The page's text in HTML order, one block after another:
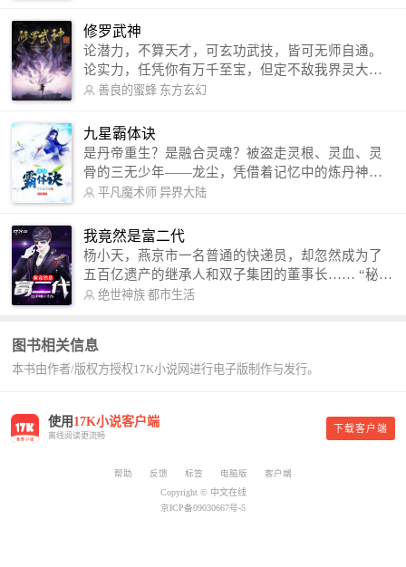
微博：皇甫奇（地址：http://weibo.com/u/25284575
87） QQ交流群：320238210【普通群】 574501330
【VIP订阅群】 欢迎大家关注。
修罗武神
论潜力，不算天才，可玄功武技，皆可无师自通。
论实力，任凭你有万千至宝，但定不敌我界灵大
军。 我是谁？天下众生视我为修罗，却不知，我以
信公众号：善良的蜜蜂后援会）
善良的蜜蜂 东方玄幻
九星霸体诀
是丹帝重生？是融合灵魂？被盗走灵根、灵血、灵
骨的三无少年——龙尘，凭借着记忆中的炼丹神
术，修行神秘功法九星霸体诀，拨开重重迷雾，解
勾搭各色美女，镇压恶鬼邪神。 江湖传闻：龙
尘一到，地吼天啸。龙尘一出，鬼泣神哭。 本
故事纯属虚构，如有雷同，那就是真事儿，想要对
号入座，抓紧时间进群：487963015 微信公众号：
平凡魔术师,或者搜索：pingfanmoshushi1982,公众
平凡魔术师 异界大陆
我竟然是富二代
杨小天，燕京市一名普通的快递员，却忽然成为了
五百亿遗产的继承人和双子集团的董事长…… “秘
书，给我定制一套百亿富翁的吃喝住行标准！” “好
呢？” “回杨总，开车太堵，已经给你安排了直升
机。” 从此，开启杨小天的百亿富翁之旅，只有他不
绝世神族 都市生活
图书相关信息
本书由作者/版权方授权17K小说网进行电子版制作与发行。
使用 17K小说客户端
离线阅读更流畅
下载客户端
帮助 反馈 标签 电脑版
客户端
Copyright © 中文在线
京ICP备09030667号-5